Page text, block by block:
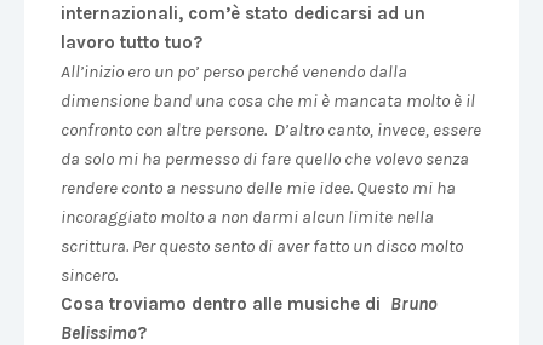
internazionali, com’è stato dedicarsi ad un
lavoro tutto tuo?
All’inizio ero un po’ perso perché venendo dalla
dimensione band una cosa che mi è mancata molto è il
confronto con altre persone. D’altro canto, invece, essere
da solo mi ha permesso di fare quello che volevo senza
rendere conto a nessuno delle mie idee. Questo mi ha
incoraggiato molto a non darmi alcun limite nella
scrittura. Per questo sento di aver fatto un disco molto
sincero.
Cosa troviamo dentro alle musiche di Bruno
Belissimo?